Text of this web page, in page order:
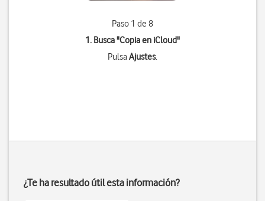
Paso 1 de 8
1. Busca "Copia en iCloud"
PulsaAjustes.
¿Te ha resultado útil esta información?